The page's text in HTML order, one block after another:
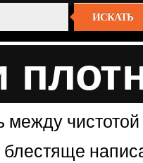
ИСКАТЬ
между